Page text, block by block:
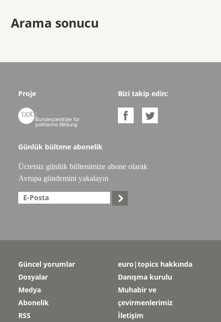
Arama sonucu
Proje

Bizi takip edin:
 
Günlük bültene abonelik
Ücretsiz günlük bültenimize abone olarak
Avrupa gündemini yakalayın

Güncel yorumlar
Dosyalar
Medya
Abonelik
RSS
euro|topics hakkında
Danışma kurulu
Muhabir ve
çevirmenlerimiz
İletişim